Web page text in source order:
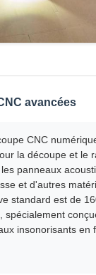
avancées
CNC
la découpe et le
panneaux
et d'autres
standard est de
spécialement
insonorisants en